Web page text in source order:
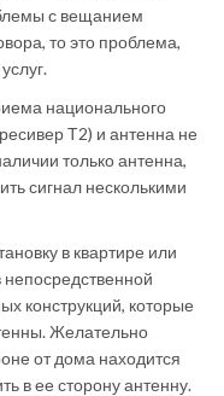
с вещанием
то это проблема,
национального
Т2) и антенна не
только антенна,
сигнал несколькими
в квартире или
непосредственной
конструкций, которые
Желательно
от дома находится
в ее сторону антенну.